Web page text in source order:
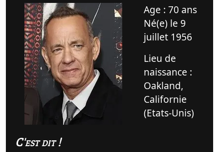
Age : 70 ans
Né(e) le 9
juillet 1956
Lieu de
naissance :
Oakland,
Californie
(Etats-Unis)
C'est dit !